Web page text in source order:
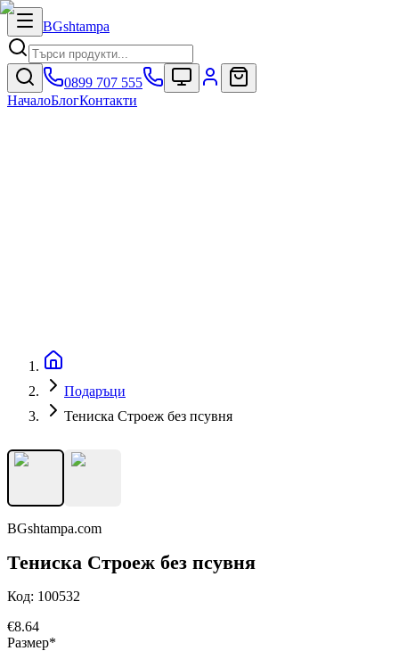
BGshtampa
0899 707 555
НачалоБлогКонтакти
Подаръци
Тениска Строеж без псувня
BGshtampa.com
Тениска Строеж без псувня
Код: 100532
€8.64
Размер*